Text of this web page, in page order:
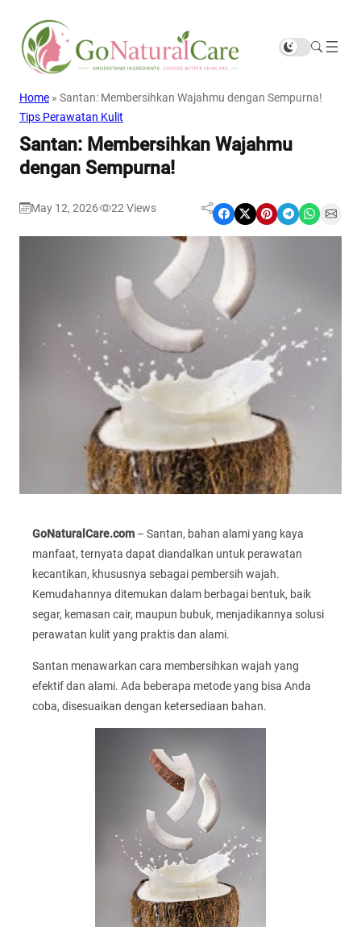
Home » Santan: Membersihkan Wajahmu dengan Sempurna!
Tips Perawatan Kulit
Santan: Membersihkan Wajahmu
dengan Sempurna!
May 12, 2026 22Views Share on Facebook Share on X Share on Pinterest Share on Telegram Share on WhatsApp Share on Email
GoNaturalCare.com – Santan, bahan alami yang kaya
manfaat, ternyata dapat diandalkan untuk perawatan
kecantikan, khususnya sebagai pembersih wajah.
Kemudahannya ditemukan dalam berbagai bentuk, baik
segar, kemasan cair, maupun bubuk, menjadikannya solusi
perawatan kulit yang praktis dan alami.
Santan menawarkan cara membersihkan wajah yang
efektif dan alami. Ada beberapa metode yang bisa Anda
coba, disesuaikan dengan ketersediaan bahan.